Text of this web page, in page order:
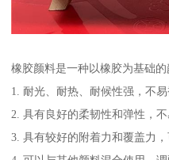
橡胶颜料是一种以橡胶为基础的
1. 耐光、耐热、耐候性强，不易
2. 具有良好的柔韧性和弹性，不
3. 具有较好的附着力和覆盖力，